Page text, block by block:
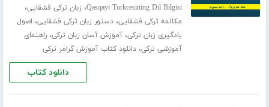
Qasqayi Turkcesining Dil Bilgisi، زبان ترکی قشقایی،
مکالمه ترکی قشقایی،دستور زبان ترکی قشقایی، اصول
یادگیری زبان ترکی،آموزش آسان زبان ترکی،راهنمای
آموزشی ترکی،دانلود کتاب آموزش گرامر ترکی
دانلود کتاب